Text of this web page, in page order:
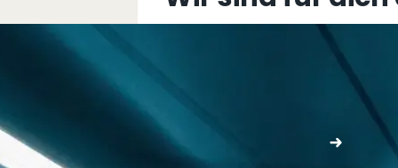
Jetzt kontaktieren